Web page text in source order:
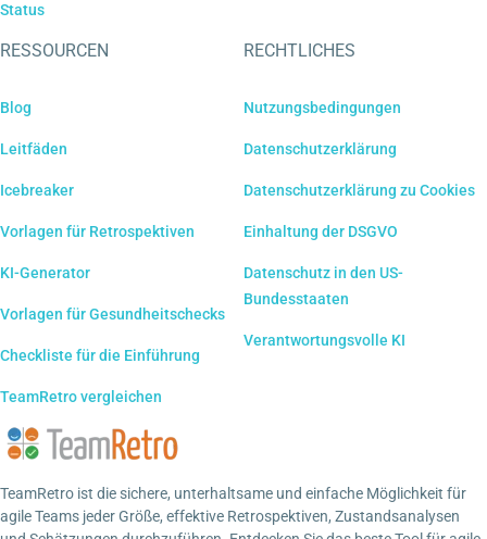
Status
RESSOURCEN
Blog
Leitfäden
Icebreaker
Vorlagen für Retrospektiven
KI-Generator
Vorlagen für Gesundheitschecks
Checkliste für die Einführung
TeamRetro vergleichen
RECHTLICHES
Nutzungsbedingungen
Datenschutzerklärung
Datenschutzerklärung zu Cookies
Einhaltung der DSGVO
Datenschutz in den US-
Bundesstaaten
Verantwortungsvolle KI
TeamRetro ist die sichere, unterhaltsame und einfache Möglichkeit für
agile Teams jeder Größe, effektive Retrospektiven, Zustandsanalysen